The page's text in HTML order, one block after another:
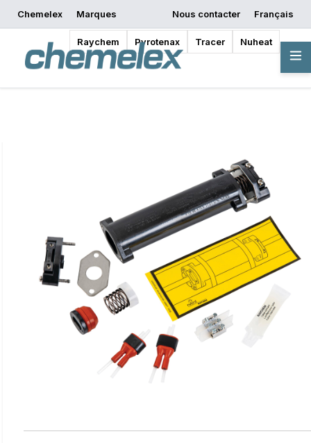
Chemelex Marques
Raychem Pyrotenax Tracer Nuheat
Nous contacter
Français
Demander un devis
Où acheter
Commencer la
Vue d'ensemble